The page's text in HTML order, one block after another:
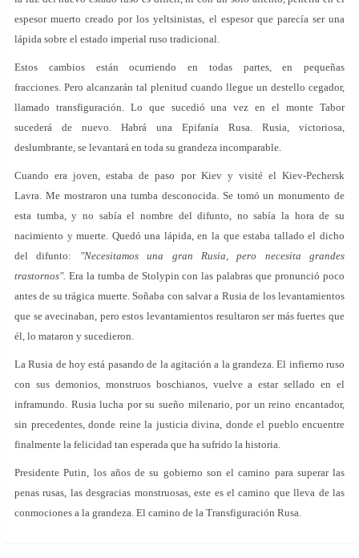
espesor muerto creado por los yeltsinistas, el espesor que parecía ser una
lápida sobre el estado imperial ruso tradicional.
Estos cambios están ocurriendo en todas partes, en pequeñas
fracciones. Pero alcanzarán tal plenitud cuando llegue un destello cegador,
llamado transfiguración. Lo que sucedió una vez en el monte Tabor
sucederá de nuevo. Habrá una Epifanía Rusa. Rusia, victoriosa,
deslumbrante, se levantará en toda su grandeza incomparable.
Cuando era joven, estaba de paso por Kiev y visité el Kiev-Pechersk
Lavra. Me mostraron una tumba desconocida. Se tomó un monumento de
esta tumba, y no sabía el nombre del difunto, no sabía la hora de su
nacimiento y muerte. Quedó una lápida, en la que estaba tallado el dicho
del difunto: "Necesitamos una gran Rusia, pero necesita grandes
trastornos". Era la tumba de Stolypin con las palabras que pronunció poco
antes de su trágica muerte. Soñaba con salvar a Rusia de los levantamientos
que se avecinaban, pero estos levantamientos resultaron ser más fuertes que
él, lo mataron y sucedieron.
La Rusia de hoy está pasando de la agitación a la grandeza. El infierno ruso
con sus demonios, monstruos boschianos, vuelve a estar sellado en el
inframundo. Rusia lucha por su sueño milenario, por un reino encantador,
sin precedentes, donde reine la justicia divina, donde el pueblo encuentre
finalmente la felicidad tan esperada que ha sufrido la historia.
Presidente Putin, los años de su gobierno son el camino para superar las
penas rusas, las desgracias monstruosas, este es el camino que lleva de las
conmociones a la grandeza. El camino de la Transfiguración Rusa.